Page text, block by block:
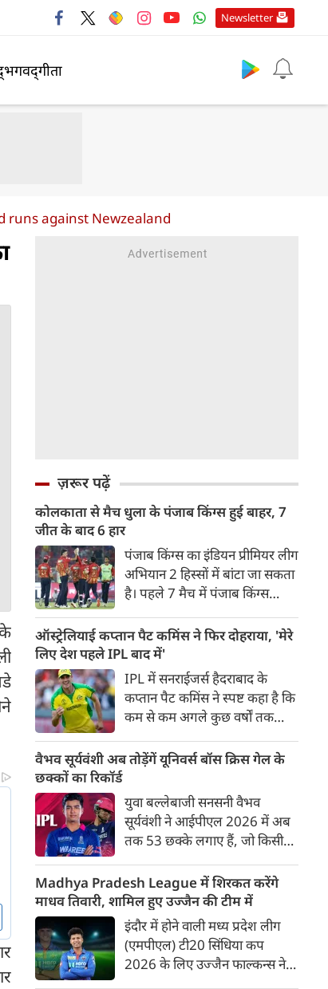
Newsletter
against Newzealand
ज़रूर पढ़ें
कोलकाता से मैच धुला के पंजाब किंग्स हुई बाहर, 7
जीत के बाद 6 हार
पंजाब किंग्स का इंडियन प्रीमियर लीग
अभियान 2 हिस्सों में बांटा जा सकता
है। पहले 7 मैच में पंजाब किंग्स
उसे हार का सामना करना पड़ा इसके
बाद अंतिम मैच वह जरूर जीती
लेकिन तब तक उसकी किस्मत
लखनऊ के हाथ लिखी गई थी।
ऑस्ट्रेलियाई कप्तान पैट कमिंस ने फिर दोहराया, 'मेरे
लिए देश पहले IPL बाद में'
IPL में सनराईजर्स हैदराबाद के
कप्तान पैट कमिंस ने स्पष्ट कहा है कि
कम से कम अगले कुछ वर्षों तक
प्राथमिकता होगी। यह बयान उस चर्चा
के बीच आया है, जिसमें कहा जा रहा
है कि ऑस्ट्रेलिया के कुछ बड़े खिलाड़ी
IPL से आगे बढ़कर अन्य फ्रेंचाइजी
क्रिकेट खेलने के लिए राष्ट्रीय टीम से
दूरी बना सकते हैं।
वैभव सूर्यवंशी अब तोड़ेंगें यूनिवर्स बॉस क्रिस गेल के
छक्कों का रिकॉर्ड
युवा बल्लेबाजी सनसनी वैभव
सूर्यवंशी ने आईपीएल 2026 में अब
तक 53 छक्के लगाए हैं, जो किसी
टूर्नामेंट में दूसरे सबसे ज़्यादा हैं। सबसे
ज़्यादा 59 छक्के क्रिस गेल ने
आईपीएल 2012 में लगाए थे।
सूर्यवंशी की नज़रें अब गेल के रिकॉर्ड
पर होंगी।
Madhya Pradesh League में शिरकत करेंगे
माधव तिवारी, शामिल हुए उज्जैन की टीम में
इंदौर में होने वाली मध्य प्रदेश लीग
(एमपीएल) टी20 सिंधिया कप
2026 के लिए उज्जैन फाल्कन्स ने